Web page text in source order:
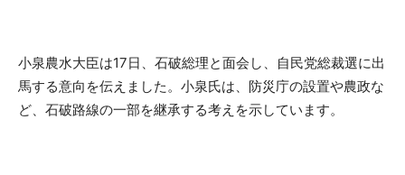
小泉農水大臣は17日、石破総理と面会し、自民党総裁選に出
馬する意向を伝えました。小泉氏は、防災庁の設置や農政な
ど、石破路線の一部を継承する考えを示しています。